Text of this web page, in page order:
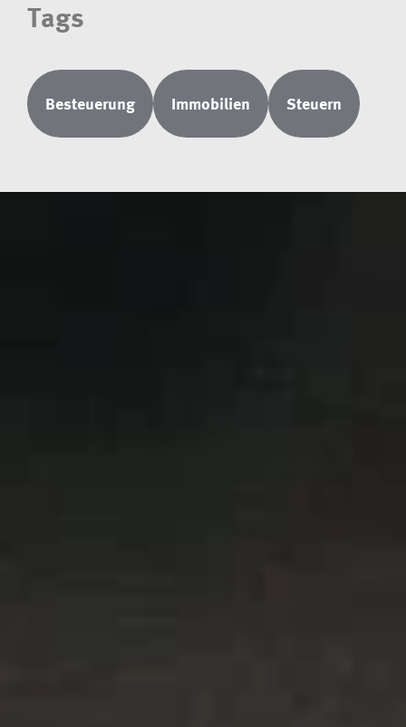
Tags
Besteuerung Immobilien Steuern